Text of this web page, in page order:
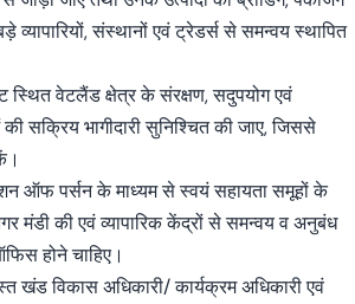
व्यापारियों, संस्थानों एवं ट्रेडर्स से समन्वय स्थापित
स्थित वेटलैंड क्षेत्र के संरक्षण, सदुपयोग एवं
सक्रिय भागीदारी सुनिश्चित की जाए, जिससे
ऑफ पर्सन के माध्यम से स्वयं सहायता समूहों के
मंडी की एवं व्यापारिक केंद्रों से समन्वय व अनुबंध
होने चाहिए।
खंड विकास अधिकारी/ कार्यक्रम अधिकारी एवं